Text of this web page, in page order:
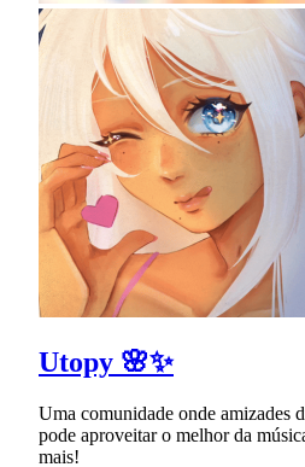
Utopy 🌸✨
Uma comunidade onde amizades
pode aproveitar o melhor da
mais!